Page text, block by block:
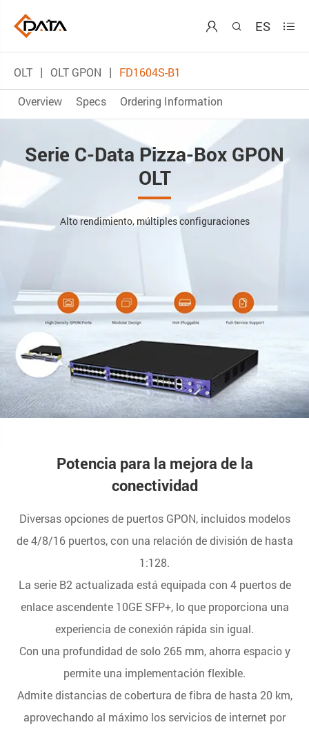
  ES 
OLT OLT GPON
FD1604S-B1
Overview
Specs Ordering Information
Serie C-Data Pizza-Box GPON
OLT
Alto rendimiento, múltiples configuraciones
Potencia para la mejora de la
conectividad
Diversas opciones de puertos GPON, incluidos modelos
de 4/8/16 puertos, con una relación de división de hasta
1:128.
La serie B2 actualizada está equipada con 4 puertos de
enlace ascendente 10GE SFP+, lo que proporciona una
experiencia de conexión rápida sin igual.
Con una profundidad de solo 265 mm, ahorra espacio y
permite una implementación flexible.
Admite distancias de cobertura de fibra de hasta 20 km,
aprovechando al máximo los servicios de internet por